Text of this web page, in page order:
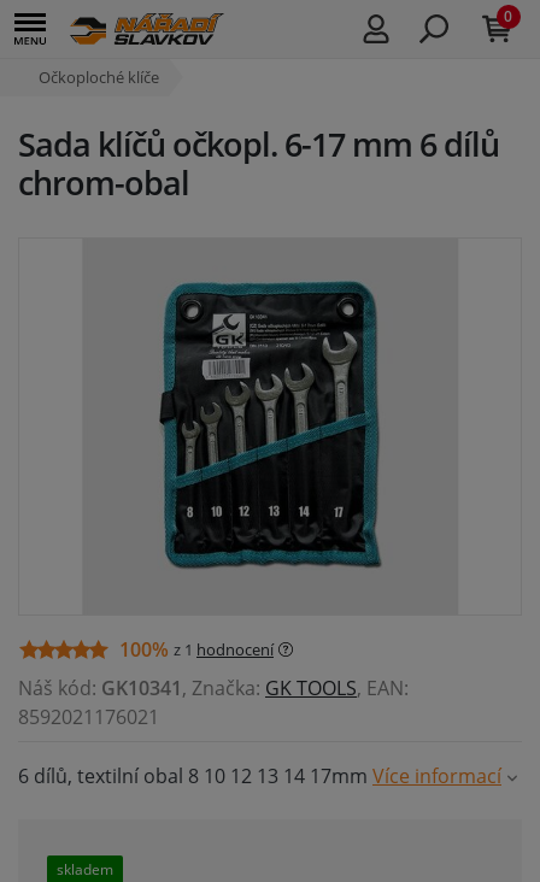
0
Očkoploché klíče
Sada klíčů očkopl. 6-17 mm 6 dílů
chrom-obal
100% z 1 hodnocení
Náš kód: GK10341, Značka: GK TOOLS, EAN:
8592021176021
6 dílů, textilní obal 8 10 12 13 14 17mm Více informací
skladem